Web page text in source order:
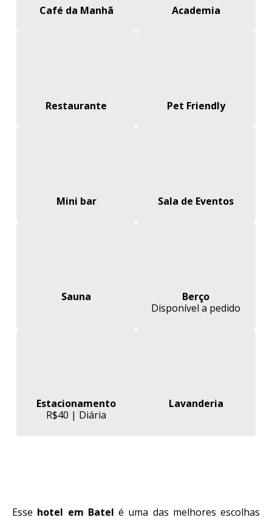
Café da Manhã Academia
Restaurante Pet Friendly
Mini bar Sala de Eventos
Sauna
Berço
Disponível a pedido
Estacionamento
R$40 | Diária
Lavanderia
Esse hotel em Batel é uma das melhores escolhas